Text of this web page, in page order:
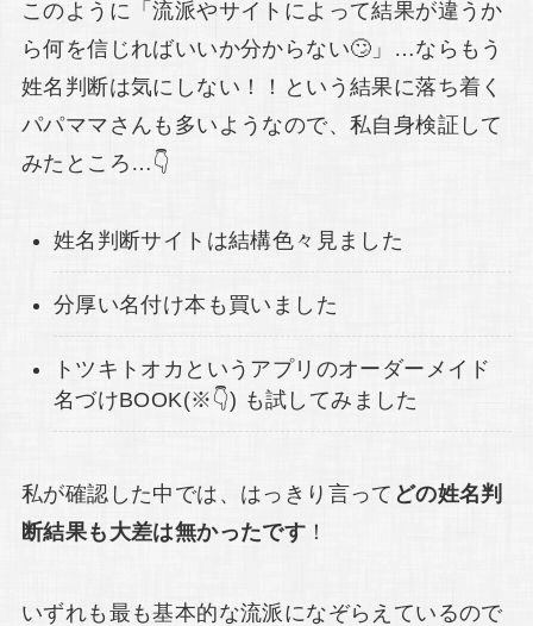
このように「流派やサイトによって結果が違うか
ら何を信じればいいか分からない🙄」…ならもう
姓名判断は気にしない！！という結果に落ち着く
パパママさんも多いようなので、私自身検証して
みたところ…👇
姓名判断サイトは結構色々見ました
分厚い名付け本も買いました
トツキトオカというアプリのオーダーメイド
名づけBOOK(※👇) も試してみました
私が確認した中では、はっきり言って どの姓名判
断結果も大差は無かったです ！
いずれも最も基本的な流派になぞらえているので